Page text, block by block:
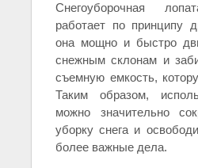
Снегоуборочная
работает по принципу
она мощно и быстро
снежным склонам и
съемную емкость,
Таким образом,
можно значительно
уборку снега и
более важные дела.